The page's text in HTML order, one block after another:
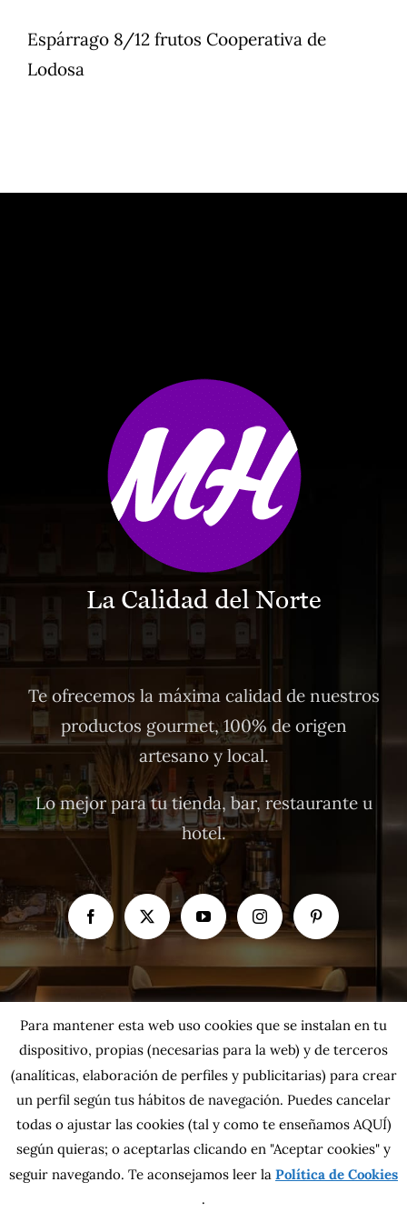
Espárrago 8/12 frutos Cooperativa de
Lodosa
Te ofrecemos la máxima calidad de nuestros
productos gourmet, 100% de origen
artesano y local.
Lo mejor para tu tienda, bar, restaurante u
hotel.
Copyright 2026 MahatsHerri La Calidad del Norte S.L. | Todos los
derechos reservados.
Para mantener esta web uso cookies que se instalan en tu
dispositivo, propias (necesarias para la web) y de terceros
(analíticas, elaboración de perfiles y publicitarias) para crear
un perfil según tus hábitos de navegación. Puedes cancelar
todas o ajustar las cookies(tal y como te enseñamos AQUÍ)
según quieras; o aceptarlas clicando en "Aceptar cookies" y
seguir navegando. Te aconsejamos leer la Política de Cookies
.